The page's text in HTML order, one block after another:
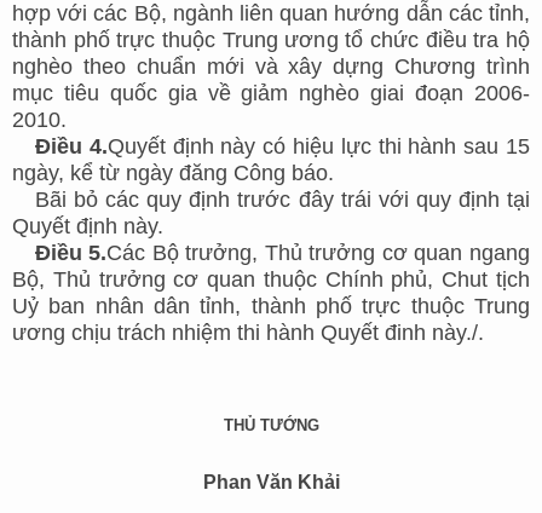
hợp với các Bộ, ngành liên quan hướng dẫn các tỉnh,
thành phố trực thuộc Trung ương tổ chức điều tra hộ
nghèo theo chuẩn mới và xây dựng Chương trình
mục tiêu quốc gia về giảm nghèo giai đoạn 2006-
2010.
Điều 4.Quyết định này có hiệu lực thi hành sau 15
ngày, kể từ ngày đăng Công báo.
Bãi bỏ các quy định trước đây trái với quy định tại
Quyết định này.
Điều 5.Các Bộ trưởng, Thủ trưởng cơ quan ngang
Bộ, Thủ trưởng cơ quan thuộc Chính phủ, Chut tịch
Uỷ ban nhân dân tỉnh, thành phố trực thuộc Trung
ương chịu trách nhiệm thi hành Quyết đinh này./.
THỦ TƯỚNG
Phan Văn Khải